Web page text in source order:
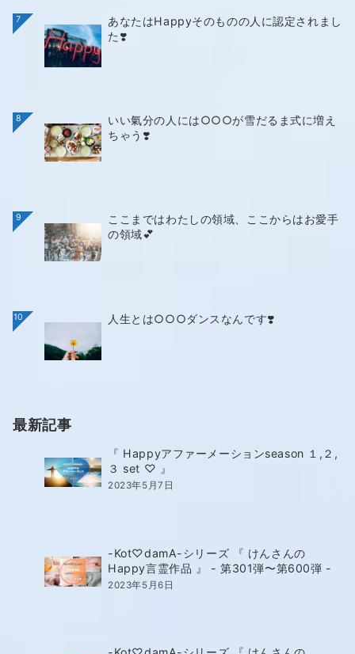
7
あなたはHappyそのものの人に認定されまし
た❣️
8
いい氣分の人には○○○が雪だるま式に増え
ちゃう❣️
9
ここまではわたしの領域、ここからはお愛手
の領域💕
10 人生とは○○○ダンスなんです❣️
最新記事
『 Happyアファーメーションseason １,２,
３ set ♡ 』
2023年5月7日
-Kot♡damA-シリーズ 『 けんさんの
Happy言霊作品 』 - 第301弾〜第600弾 -
2023年5月6日